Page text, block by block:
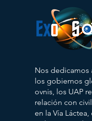
Nos dedicamos
los gobiernos
ovnis, los UAP
relación con
en la Vía